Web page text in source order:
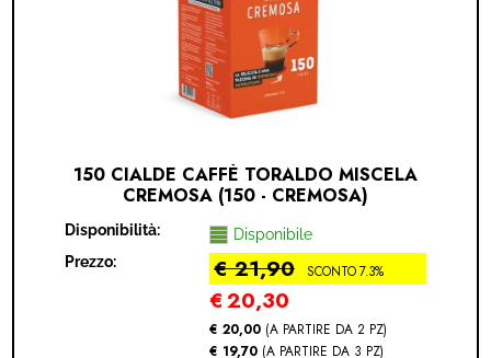
150 CIALDE CAFFÈ TORALDO MISCELA
CREMOSA (150 - CREMOSA)
Disponibilità:
Disponibile
Prezzo:
€ 21,90 SCONTO 7.3%
€20,30
€ 20,00 (A PARTIRE DA 2 PZ)
€ 19,70 (A PARTIRE DA 3 PZ)